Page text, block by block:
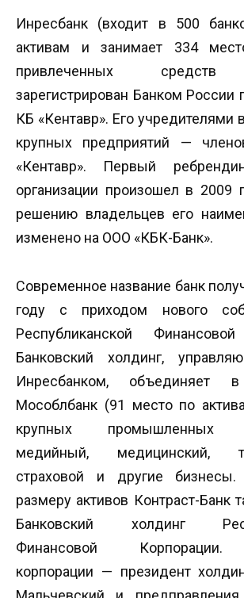
Инресбанк (входит в 500
активам и занимает 334
привлеченных средств
зарегистрирован Банком России
КБ «Кентавр». Его учредителями
крупных предприятий —
«Кентавр». Первый
организации произошел в 2009
решению владельцев его
изменено на ООО «КБК-Банк».
Современное название банк
году с приходом нового
Республиканской
Банковский холдинг,
Инресбанком,
Мособлбанк (91 место по
крупных промышленных
медийный, медицинский,
страховой и другие
размеру активов Контраст-Банк
Банковский холдинг
Финансовой Корпорации.
корпорации — президент